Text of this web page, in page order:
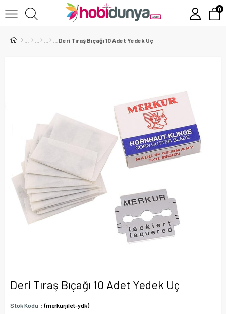
0
Deri Tıraş Bıçağı 10 Adet Yedek Uç
Deri Tıraş Bıçağı 10 Adet Yedek Uç
Stok Kodu (merkurjilet-ydk)